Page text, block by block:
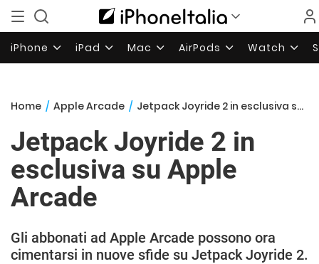
iPhone iPad Mac AirPods Watch
Home / Apple Arcade / Jetpack Joyride 2 in esclusiva su Apple Arcade
Jetpack Joyride 2 in
esclusiva su Apple
Arcade
Gli abbonati ad Apple Arcade possono ora
cimentarsi in nuove sfide su Jetpack Joyride 2.